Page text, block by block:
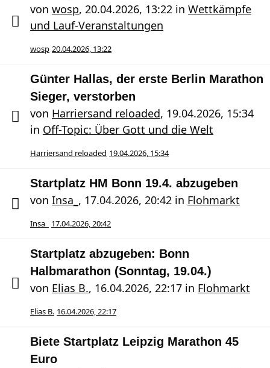
von wosp, 20.04.2026, 13:22 in Wettkämpfe
und Lauf-Veranstaltungen
wosp 20.04.2026, 13:22
Günter Hallas, der erste Berlin Marathon
Sieger, verstorben
von Harriersand reloaded, 19.04.2026, 15:34
in Off-Topic: Über Gott und die Welt
Harriersand reloaded 19.04.2026, 15:34
Startplatz HM Bonn 19.4. abzugeben
von Insa_ , 17.04.2026, 20:42 in Flohmarkt
Insa_ 17.04.2026, 20:42
Startplatz abzugeben: Bonn
Halbmarathon (Sonntag, 19.04.)
von Elias B., 16.04.2026, 22:17 in Flohmarkt
Elias B. 16.04.2026, 22:17
Biete Startplatz Leipzig Marathon 45
Euro